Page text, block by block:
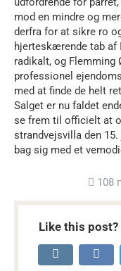
mod en mindre og
derfra for at sikre ro
hjerteskærende tab
radikalt, og Flemming
professionel
med at finde de helt
Salget er nu faldet
se frem til officielt at
strandvejsvilla den
bag sig med et
108
Like this